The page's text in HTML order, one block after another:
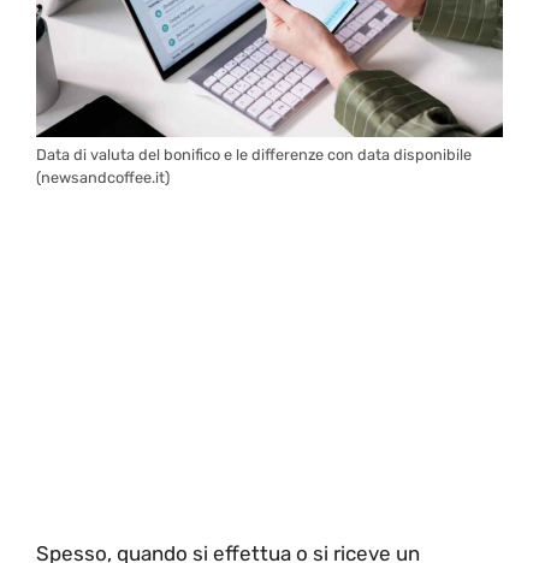
Data di valuta del bonifico e le differenze con data disponibile
(newsandcoffee.it)
Spesso, quando si effettua o si riceve un